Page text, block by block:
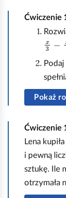
Ćwiczenie
x3
Pokaż
Ćwiczenie
Lena
i pewną
sztukę. Ile
otrzymała